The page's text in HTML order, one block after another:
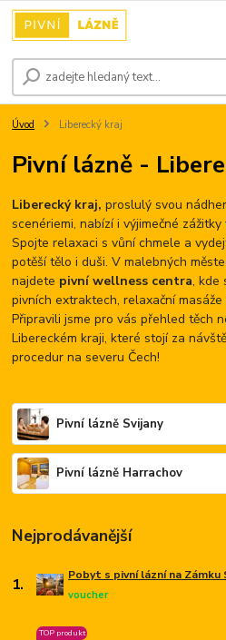
Úvod Liberecký kraj
Pivní lázně -
Liberecký kraj, proslulý svou
scenériemi, nabízí i výjimečné
Spojte relaxaci s vůní chmele a
potěší tělo i duši. V malebných
najdete pivní wellness centra, kde
pivních extraktech, relaxační
Připravili jsme pro vás přehled těch
Libereckém kraji, které stojí za
procedur na severu Čech!
Pivní lázně Svijany
Pivní lázně Harrachov
Nejprodávanější
1. Pobyt s pivní lázní na Zámku
voucher
TOP produkt